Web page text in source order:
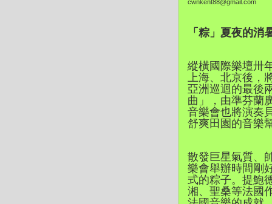
cwnkent88@gmail.com
「粽」夏夜的
縱橫國際樂壇卅
上海、北京後
亞洲巡迴的最後
曲」，由準芬蘭
音樂會也將演奏
舒爽田園的音樂
散發巨星氣質、
樂會舉辦時間剛
式的粽子。提鮑
湘、聖桑等法國